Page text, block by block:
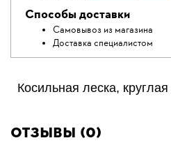
Способы доставки
Самовывоз из магазина
Доставка специалистом
Косильная леска, круглая
Отзывы (0)